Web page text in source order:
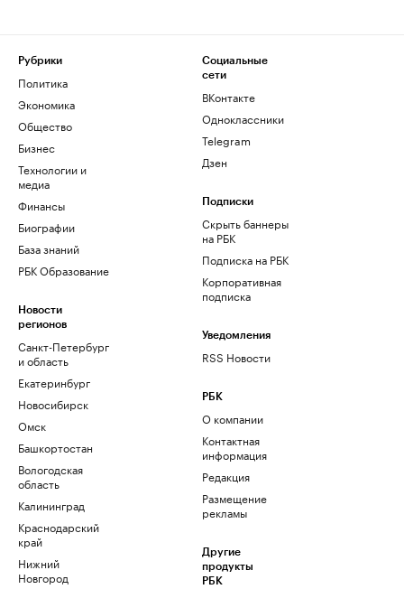
Рубрики
Политика
Экономика
Общество
Бизнес
Технологии и
медиа
Финансы
Биографии
База знаний
РБК Образование
Новости
регионов
Санкт-Петербург
и область
Екатеринбург
Новосибирск
Омск
Башкортостан
Вологодская
область
Калининград
Краснодарский
край
Нижний
Новгород
Социальные
сети
ВКонтакте
Одноклассники
Telegram
Дзен
Подписки
Скрыть баннеры
на РБК
Подписка на РБК
Корпоративная
подписка
Уведомления
RSS Новости
РБК
О компании
Контактная
информация
Редакция
Размещение
рекламы
Другие
продукты
РБК